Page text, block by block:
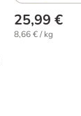
25,99 €
8,66 € / kg